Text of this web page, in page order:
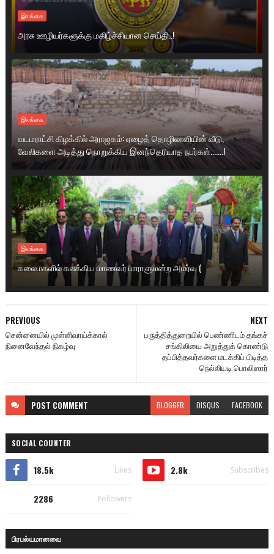
இலங்கை
அரசு ஊழியர்களுக்கு மகிழ்ச்சியான செய்தி..!
இலங்கை
வடமராட்சி கிழக்கில் அராஜகம்: ஏழைத் தொழிலாளியின் வீடு,
வேலிகளை அடித்து நொறுக்கிய இனந்தெரியாத நபர்கள்.......!
இலங்கை
கலைமகளில் கலக்கிய மாணவர் பாராளுமன்ற அமர்வு (
NEXT
பருத்தித்துறையில் பெண்ணிடம் தங்கச்
சங்கிலியை அறுத்துக் கொண்டு
தப்பித்தவர்களை மடக்கிப் பிடித்த
நெல்லியடி பொலிஸார்
PREVIOUS
சென்னையில் முள்ளிவாய்க்கால்
நினைவேந்தல் நிகழ்வு
POST COMMENT BLOGGER DISQUS FACEBOOK
SOCIAL COUNTER
18.5k Likes 2.8k Subscribes
2286 Followers
பிரபல்யமானவை